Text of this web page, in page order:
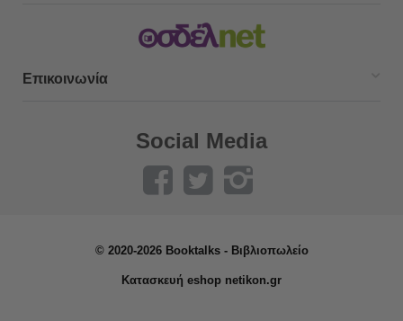
Επικοινωνία
Social Media
© 2020-2026 Booktalks - Βιβλιοπωλείο
Κατασκευή eshop netikon.gr